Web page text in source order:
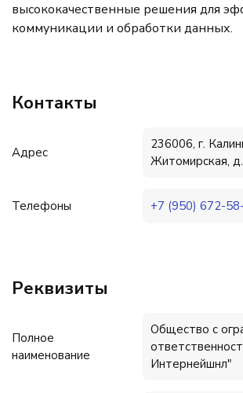
высококачественные решения для
коммуникации и обработки данных.
Контакты
Адрес
236006, г.
Житомирская,
Телефоны +7 (950) 672-
Реквизиты
Полное
наименование
Общество с
Интернейшнл"